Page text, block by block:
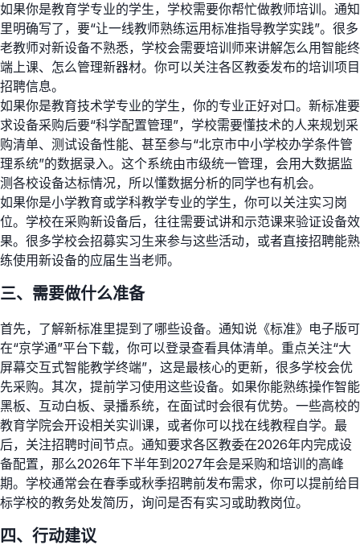
如果你是教育学专业的学生，学校需要你帮忙做教师培训。通知
里明确写了，要“让一线教师熟练运用标准指导教学实践”。很多
老教师对新设备不熟悉，学校会需要培训师来讲解怎么用智能终
端上课、怎么管理新器材。你可以关注各区教委发布的培训项目
招聘信息。
如果你是教育技术学专业的学生，你的专业正好对口。新标准要
求设备采购后要“科学配置管理”，学校需要懂技术的人来规划采
购清单、测试设备性能、甚至参与“北京市中小学校办学条件管
理系统”的数据录入。这个系统由市级统一管理，会用大数据监
测各校设备达标情况，所以懂数据分析的同学也有机会。
如果你是小学教育或学科教学专业的学生，你可以关注实习岗
位。学校在采购新设备后，往往需要试讲和示范课来验证设备效
果。很多学校会招募实习生来参与这些活动，或者直接招聘能熟
练使用新设备的应届生当老师。
三、需要做什么准备
首先，了解新标准里提到了哪些设备。通知说《标准》电子版可
在“京学通”平台下载，你可以登录查看具体清单。重点关注“大
屏幕交互式智能教学终端”，这是最核心的更新，很多学校会优
先采购。其次，提前学习使用这些设备。如果你能熟练操作智能
黑板、互动白板、录播系统，在面试时会很有优势。一些高校的
教育学院会开设相关实训课，或者你可以找在线教程自学。最
后，关注招聘时间节点。通知要求各区教委在2026年内完成设
备配置，那么2026年下半年到2027年会是采购和培训的高峰
期。学校通常会在春季或秋季招聘前发布需求，你可以提前给目
标学校的教务处发简历，询问是否有实习或助教岗位。
四、行动建议